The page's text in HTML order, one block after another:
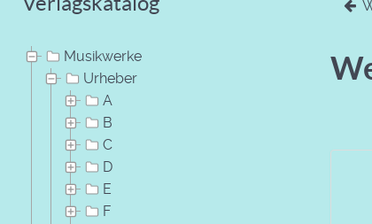
Musikwerke
Urheber
A
B
C
D
E
F